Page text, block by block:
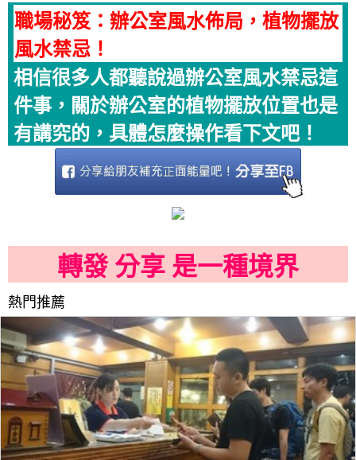
職場秘笈：辦公室風水佈局，植物擺放
風水禁忌！
相信很多人都聽說過辦公室風水禁忌這
件事，關於辦公室的植物擺放位置也是
有講究的，具體怎麼操作看下文吧！
轉發 分享 是一種境界
熱門推薦